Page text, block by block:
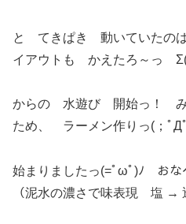
と てきぱき 動いていた
イアウトも かえたろ～っ Σ(
からの 水遊び 開始っ！ み
ため、 ラーメン作りっ(；ﾟ
始まりましたっ(=ﾟωﾟ)ﾉ おな
（泥水の濃さで味表現 塩 →